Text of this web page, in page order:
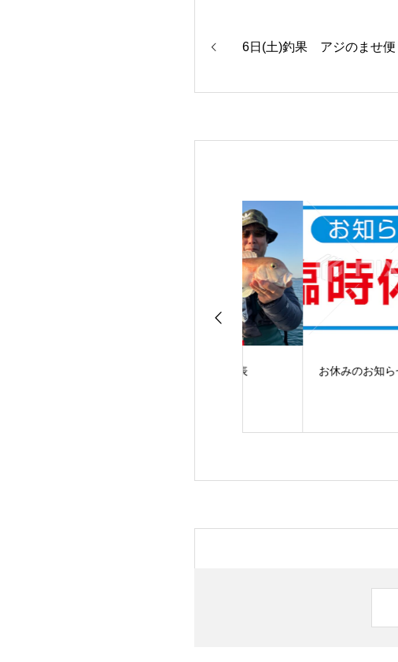
6日(土)釣果 アジのませ便
お休みのお知らせ